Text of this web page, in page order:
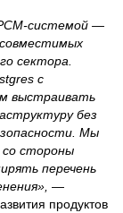
РСМ-системой —
сектора.
с
выстраивать
без
Мы
со стороны
перечень
—
продуктов